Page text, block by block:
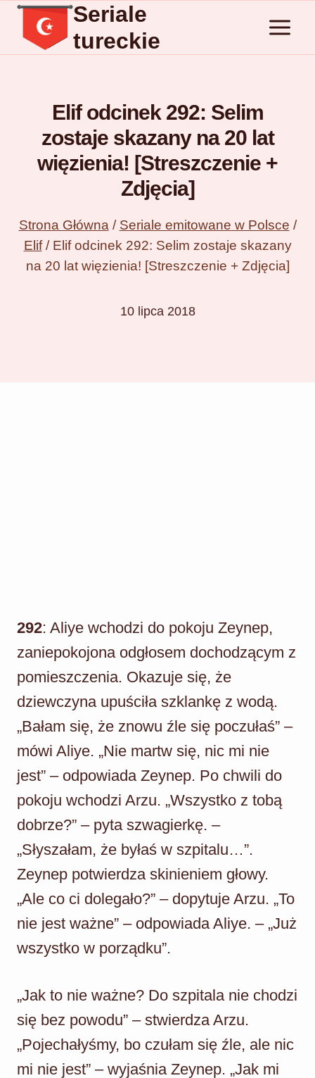
Przejdź
treści
Seriale
tureckie
Elif odcinek 292: Selim
zostaje skazany na 20 lat
więzienia! [Streszczenie +
Zdjęcia]
Strona Główna / Seriale emitowane w Polsce /
Elif / Elif odcinek 292: Selim zostaje skazany
na 20 lat więzienia! [Streszczenie + Zdjęcia]
10 lipca 2018
292: Aliye wchodzi do pokoju Zeynep,
zaniepokojona odgłosem dochodzącym z
pomieszczenia. Okazuje się, że
dziewczyna upuściła szklankę z wodą.
„Bałam się, że znowu źle się poczułaś” –
mówi Aliye. „Nie martw się, nic mi nie
jest” – odpowiada Zeynep. Po chwili do
pokoju wchodzi Arzu. „Wszystko z tobą
dobrze?” – pyta szwagierkę. –
„Słyszałam, że byłaś w szpitalu…”.
Zeynep potwierdza skinieniem głowy.
„Ale co ci dolegało?” – dopytuje Arzu. „To
nie jest ważne” – odpowiada Aliye. – „Już
wszystko w porządku”.
„Jak to nie ważne? Do szpitala nie chodzi
się bez powodu” – stwierdza Arzu.
„Pojechałyśmy, bo czułam się źle, ale nic
mi nie jest” – wyjaśnia Zeynep. „Jak mi